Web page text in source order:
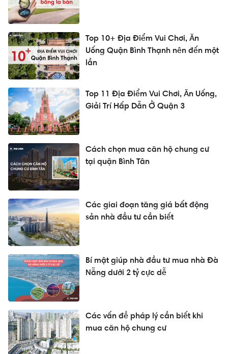
Top 10+ Địa Điểm Vui Chơi, Ăn
Uống Quận Bình Thạnh nên đến một
lần
Top 11 Địa Điểm Vui Chơi, Ăn Uống,
Giải Trí Hấp Dẫn Ở Quận 3
Cách chọn mua căn hộ chung cư
tại quận Bình Tân
Các giai đoạn tăng giá bất động
sản nhà đầu tư cần biết
Bí mật giúp nhà đầu tư mua nhà Đà
Nẵng dưới 2 tỷ cực dễ
Các vấn đề pháp lý cần biết khi
mua căn hộ chung cư